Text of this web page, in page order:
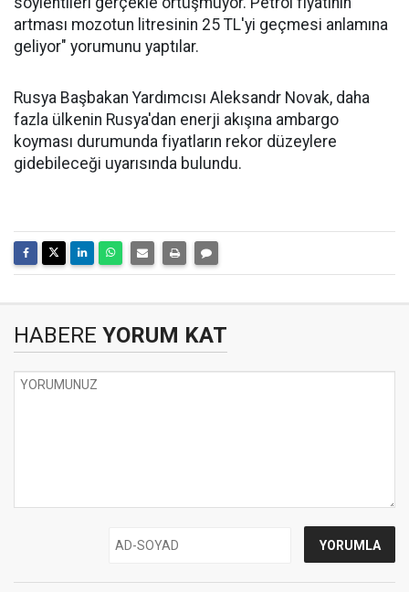
artması mozotun litresinin 25 TL'yi geçmesi anlamına
geliyor" yorumunu yaptılar.
Rusya Başbakan Yardımcısı Aleksandr Novak, daha
fazla ülkenin Rusya'dan enerji akışına ambargo
koyması durumunda fiyatların rekor düzeylere
gidebileceği uyarısında bulundu.
HABERE YORUM KAT